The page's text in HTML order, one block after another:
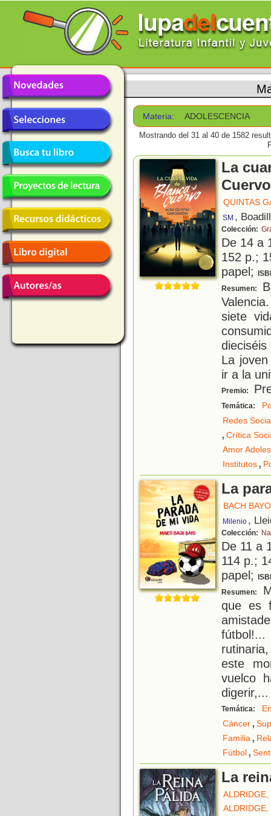
Materia: ADOLESCENCIA
Mostrando del 31 al 40 de 1582
La
Cuervo
QUINTAS
SM ,
Colección:
De 14 a
152 p.;
papel;
Resumen:
siete
La
ir a la
Premio:
Temática:
Redes
, Crítica
Amor
Institutos,
La
BACH
Milenio ,
Colección:
De 11 a
114 p.;
papel;
Resumen:
que es
este
vuelco
digerir,...
Temática:
Cáncer,
Familia,
Fútbol,
La